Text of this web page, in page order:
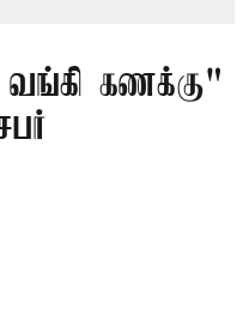
வங்கி கணக்கு"